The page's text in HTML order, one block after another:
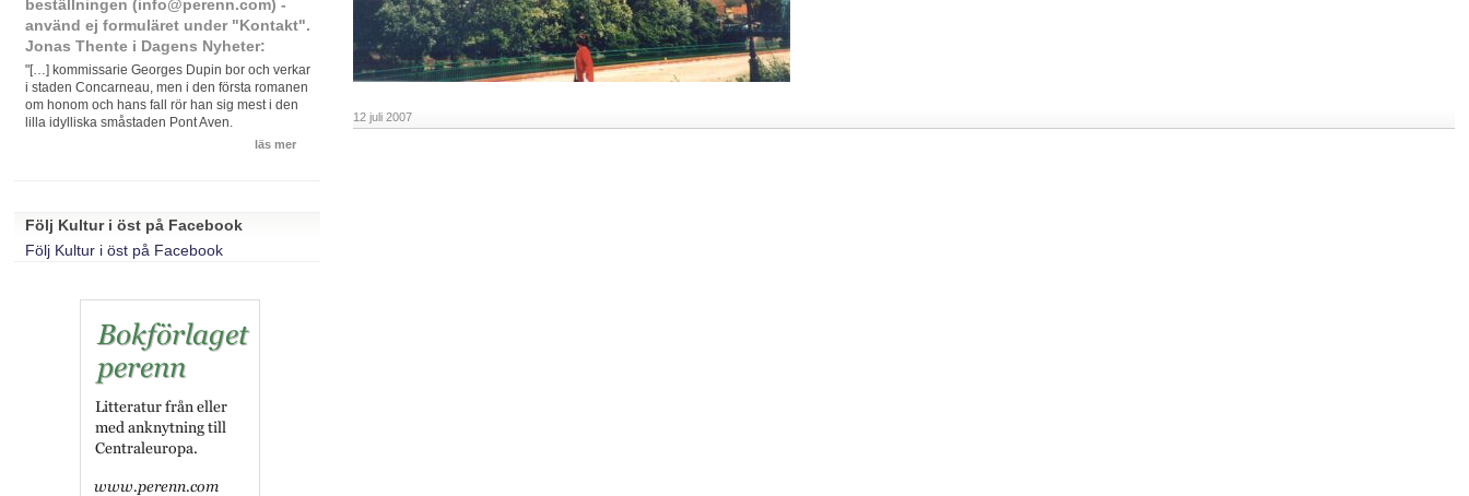
12 juli 2007
beställningen (info@perenn.com) -
använd ej formuläret under "Kontakt".
Jonas Thente i Dagens Nyheter:
"[…] kommissarie Georges Dupin bor och verkar
i staden Concarneau, men i den första romanen
om honom och hans fall rör han sig mest i den
lilla idylliska småstaden Pont Aven.
läs mer
Följ Kultur i öst på Facebook
Följ Kultur i öst på Facebook